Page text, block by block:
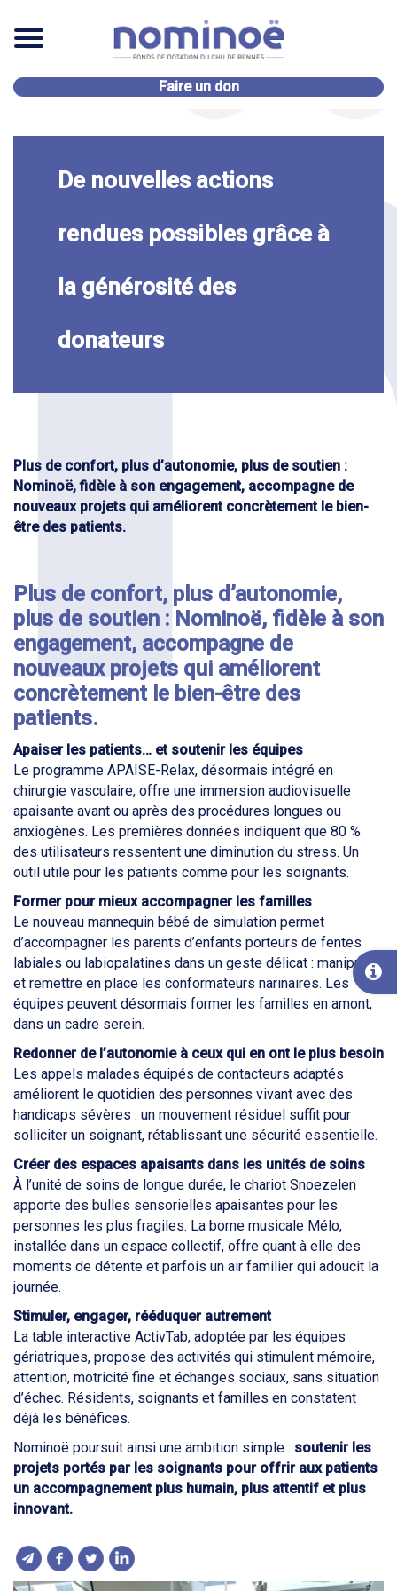
Faire un don
De nouvelles actions
rendues possibles grâce à
la générosité des
donateurs
​Plus de confort, plus d’autonomie, plus de soutien :
Nominoë, fidèle à son engagement, accompagne de
nouveaux projets qui améliorent concrètement le bien-
être des patients.
Plus de confort, plus d’autonomie,
plus de soutien : Nominoë, fidèle à son
engagement, accompagne de
nouveaux projets qui améliorent
concrètement le bien-être des
patients.
Apaiser les patients… et soutenir les équipes
Le programme APAISE-Relax, désormais intégré en
chirurgie vasculaire, offre une immersion audiovisuelle
apaisante avant ou après des procédures longues ou
anxiogènes. Les premières données indiquent que 80 %
des utilisateurs ressentent une diminution du stress. Un
outil utile pour les patients comme pour les soignants.
Former pour mieux accompagner les familles
Le nouveau mannequin bébé de simulation permet
d’accompagner les parents d’enfants porteurs de fentes
labiales ou labiopalatines dans un geste délicat : manipuler
et remettre en place les conformateurs narinaires. Les
équipes peuvent désormais former les familles en amont,
dans un cadre serein.
Redonner de l’autonomie à ceux qui en ont le plus besoin
Les appels malades équipés de contacteurs adaptés
améliorent le quotidien des personnes vivant avec des
handicaps sévères : un mouvement résiduel suffit pour
solliciter un soignant, rétablissant une sécurité essentielle.
Créer des espaces apaisants dans les unités de soins
À l’unité de soins de longue durée, le chariot Snoezelen
apporte des bulles sensorielles apaisantes pour les
personnes les plus fragiles. La borne musicale Mélo,
installée dans un espace collectif, offre quant à elle des
moments de détente et parfois un air familier qui adoucit la
journée.
Stimuler, engager, rééduquer autrement
La table interactive ActivTab, adoptée par les équipes
gériatriques, propose des activités qui stimulent mémoire,
attention, motricité fine et échanges sociaux, sans situation
d’échec. Résidents, soignants et familles en constatent
déjà les bénéfices.
Nominoë poursuit ainsi une ambition simple : soutenir les
projets portés par les soignants pour offrir aux patients
un accompagnement plus humain, plus attentif et plus
innovant.